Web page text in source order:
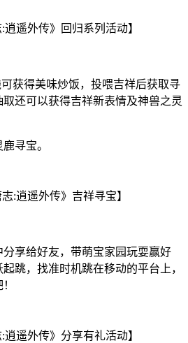
:逍遥外传》回归系列活动】
可获得美味炒饭，投喂吉祥后获取寻
还可以获得吉祥新表情及神兽之灵
寻宝。
志:逍遥外传》吉祥寻宝】
享给好友，带萌宝家园玩耍赢好
跳，找准时机跳在移动的平台上，
:逍遥外传》分享有礼活动】